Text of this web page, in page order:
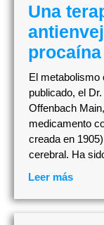
Una
procaína
El metabolismo
publicado, el
Offenbach
medicamento
creada en
cerebral. Ha
Leer más